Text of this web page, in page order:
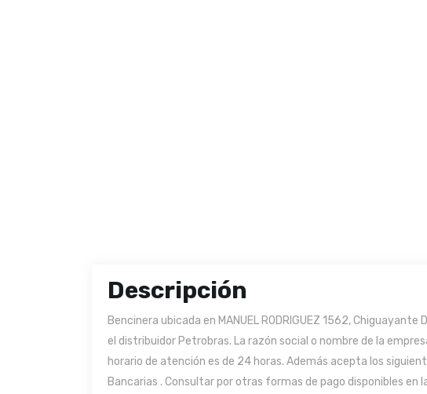
Descripción
Bencinera ubicada en MANUEL RODRIGUEZ 1562,
el distribuidor Petrobras. La razón social o nombre de la
horario de atención es de 24 horas. Además acepta los
Bancarias . Consultar por otras formas de pago disponibles en